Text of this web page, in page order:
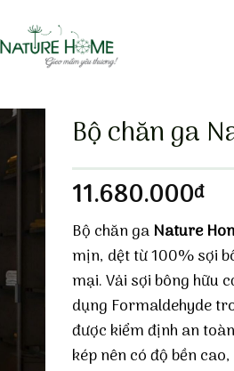
Bộ chăn ga
11.680.000đ
Bộ chăn gaNature
mịn, dệt từ 100% sợi
mại. Vải sợi bông hữu
dụng Formaldehyde
được kiểm định an
kép nên có độ bền